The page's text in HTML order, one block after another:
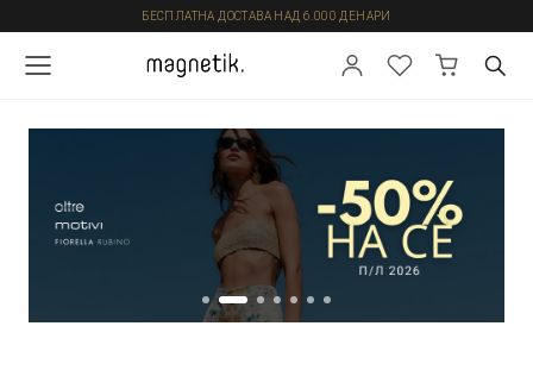
БЕСПЛАТНА ДОСТАВА НАД 6.000 ДЕНАРИ